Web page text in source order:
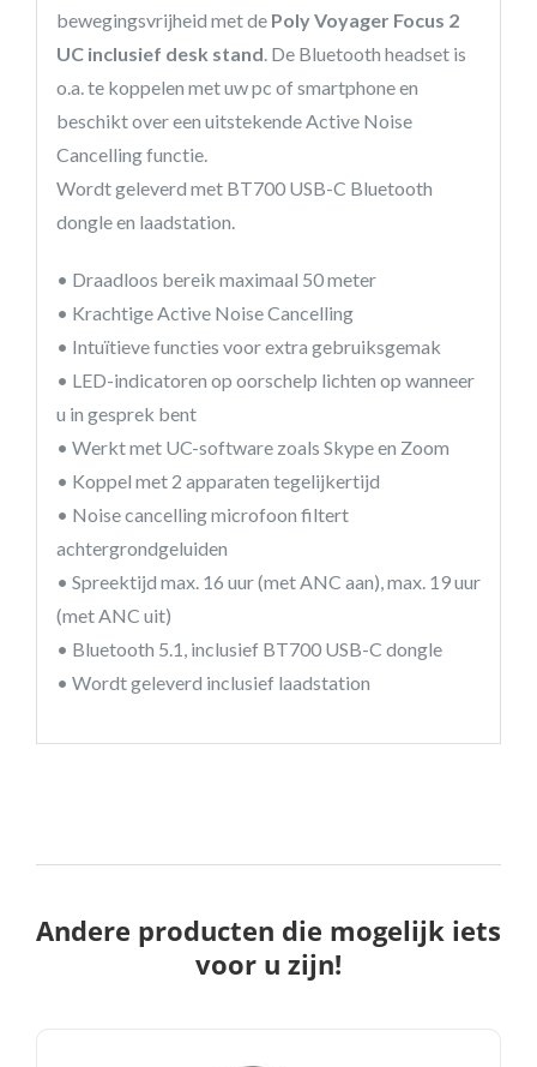
bewegingsvrijheid met de Poly Voyager Focus 2
UC inclusief desk stand. De Bluetooth headset is
o.a. te koppelen met uw pc of smartphone en
beschikt over een uitstekende Active Noise
Cancelling functie.
Wordt geleverd met BT700 USB-C Bluetooth
dongle en laadstation.
• Draadloos bereik maximaal 50 meter
• Krachtige Active Noise Cancelling
• Intuïtieve functies voor extra gebruiksgemak
• LED-indicatoren op oorschelp lichten op wanneer
u in gesprek bent
• Werkt met UC-software zoals Skype en Zoom
• Koppel met 2 apparaten tegelijkertijd
• Noise cancelling microfoon filtert
achtergrondgeluiden
• Spreektijd max. 16 uur (met ANC aan), max. 19 uur
(met ANC uit)
• Bluetooth 5.1, inclusief BT700 USB-C dongle
• Wordt geleverd inclusief laadstation
Andere producten die mogelijk iets
voor u zijn!